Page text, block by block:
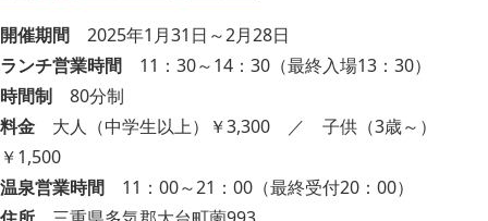
開催期間 2025年1月31日～2月28日
ランチ営業時間 11：30～14：30（最終入場13：30）
時間制 80分制
料金 大人（中学生以上）￥3,300 ／ 子供（3歳～）
￥1,500
温泉営業時間 11：00～21：00（最終受付20：00）